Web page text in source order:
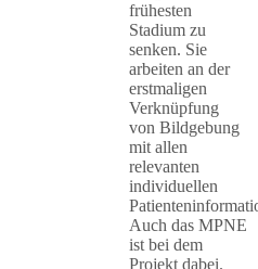
frühesten
Stadium zu
senken. Sie
arbeiten an der
erstmaligen
Verknüpfung
von Bildgebung
mit allen
relevanten
individuellen
Auch das MPNE
ist bei dem
Projekt dabei.